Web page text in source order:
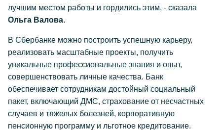
лучшим местом работы и гордились этим, - сказала
Ольга Валова.
В Сбербанке можно построить успешную карьеру,
реализовать масштабные проекты, получить
уникальные профессиональные знания и опыт,
совершенствовать личные качества. Банк
обеспечивает сотрудникам достойный социальный
пакет, включающий ДМС, страхование от несчастных
случаев и тяжелых болезней, корпоративную
пенсионную программу и льготное кредитование.